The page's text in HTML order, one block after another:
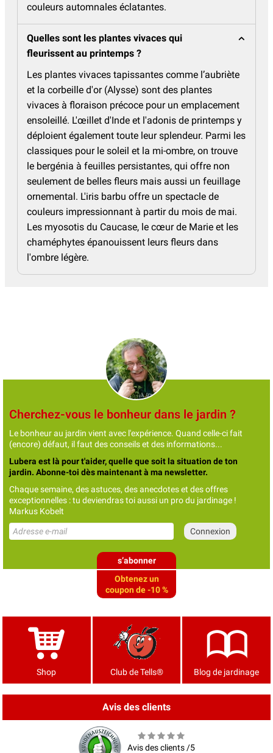
couleurs automnales éclatantes.
Quelles sont les plantes vivaces qui
fleurissent au printemps ?
Les plantes vivaces tapissantes comme l’aubriète
et la corbeille d'or (Alysse) sont des plantes
vivaces à floraison précoce pour un emplacement
ensoleillé. L'œillet d'Inde et l'adonis de printemps y
déploient également toute leur splendeur. Parmi les
classiques pour le soleil et la mi-ombre, on trouve
le bergénia à feuilles persistantes, qui offre non
seulement de belles fleurs mais aussi un feuillage
ornemental. L'iris barbu offre un spectacle de
couleurs impressionnant à partir du mois de mai.
Les myosotis du Caucase, le cœur de Marie et les
chaméphytes épanouissent leurs fleurs dans
l'ombre légère.
Cherchez-vous le bonheur dans le jardin ?
Le bonheur au jardin vient avec l'expérience. Quand celle-ci fait
(encore) défaut, il faut des conseils et des informations...
Lubera est là pour t'aider, quelle que soit la situation de ton
jardin. Abonne-toi dès maintenant à ma newsletter.
Chaque semaine, des astuces, des anecdotes et des offres
exceptionnelles : tu deviendras toi aussi un pro du jardinage !
Markus Kobelt
s’abonner
Obtenez un
coupon de -10 %
Shop Club de Tells® Blog de jardinage
Avis des clients
Avis des clients /5